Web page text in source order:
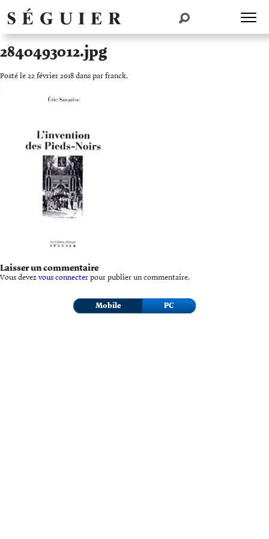
2840493012.jpg
Posté le 22 février 2018 dans par franck.
Laisser un commentaire
Vous devez vous connecter pour publier un commentaire.
Mobile PC